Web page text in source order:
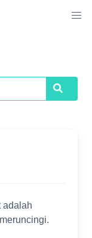
Search
adalah